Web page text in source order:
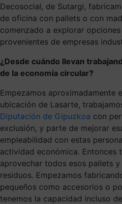
Decosocial, de Sutargi,
de oficina con pallets o con
comenzado a explorar
provenientes de empresas
¿Desde cuándo llevan
de la economía circular?
Empezamos aproximadamente
ubicación de Lasarte,
Diputación de Gipuzkoa con
exclusión, y parte de mejorar
empleabilidad con estas
actividad económica. Entonces
aprovechar todos esos pallets
residuos. Empezamos
pequeños como accesorios o
tenemos la capacidad incluso